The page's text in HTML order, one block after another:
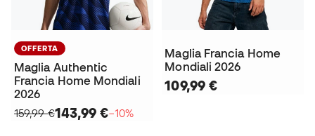
OFFERTA
Maglia Authentic
Francia Home Mondiali
2026
159,99 €143,99 €−10%
Maglia Francia Home
Mondiali 2026
109,99 €